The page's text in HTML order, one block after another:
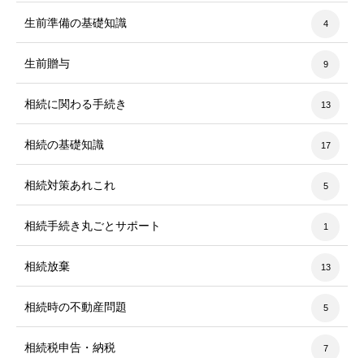
生前準備の基礎知識 4
生前贈与 9
相続に関わる手続き 13
相続の基礎知識 17
相続対策あれこれ 5
相続手続き丸ごとサポート 1
相続放棄 13
相続時の不動産問題 5
相続税申告・納税 7